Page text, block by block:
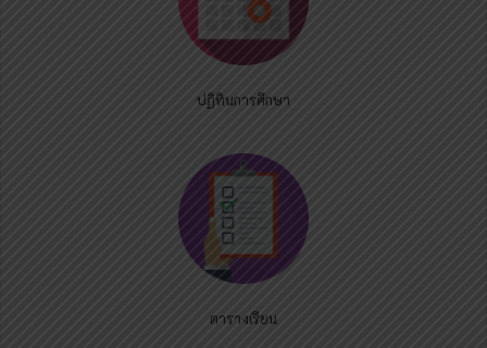
ปฏิทินการศึกษา
ตารางเรียน